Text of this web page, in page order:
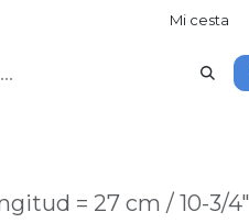
Mi cesta
= 27 cm / 10-3/4"